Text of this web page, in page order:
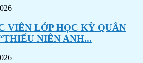
VIÊN LỚP HỌC KỲ QUÂN
NIÊN ANH...